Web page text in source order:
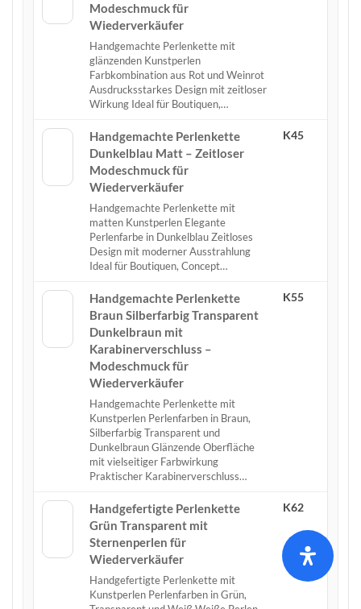
Modeschmuck für
Wiederverkäufer
Handgemachte Perlenkette mit
glänzenden Kunstperlen
Farbkombination aus Rot und Weinrot
Ausdrucksstarkes Design mit zeitloser
Wirkung Ideal für Boutiquen,…
Handgemachte Perlenkette
Dunkelblau Matt – Zeitloser
Modeschmuck für
Wiederverkäufer
Handgemachte Perlenkette mit
matten Kunstperlen Elegante
Perlenfarbe in Dunkelblau Zeitloses
Design mit moderner Ausstrahlung
Ideal für Boutiquen, Concept…
K45
Handgemachte Perlenkette
Braun Silberfarbig Transparent
Dunkelbraun mit
Karabinerverschluss –
Modeschmuck für
Wiederverkäufer
Handgemachte Perlenkette mit
Kunstperlen Perlenfarben in Braun,
Silberfarbig Transparent und
Dunkelbraun Glänzende Oberfläche
mit vielseitiger Farbwirkung
Praktischer Karabinerverschluss…
K55
Handgefertigte Perlenkette
Grün Transparent mit
Sternenperlen für
Wiederverkäufer
Handgefertigte Perlenkette mit
Kunstperlen Perlenfarben in Grün,
K62